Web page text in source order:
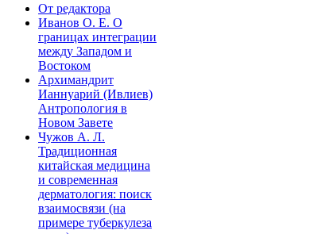
От редактора
Иванов О. Е. О
границах интеграции
между Западом и
Востоком
Архимандрит
Ианнуарий (Ивлиев)
Антропология в
Новом Завете
Чужов А. Л.
Традиционная
китайская медицина
и современная
дерматология: поиск
взаимосвязи (на
примере туберкулеза